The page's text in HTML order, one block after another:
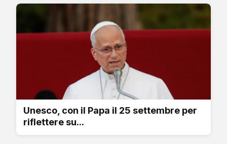
Unesco, con il Papa il 25 settembre per
riflettere su...